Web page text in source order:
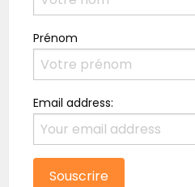
Prénom
Email address: